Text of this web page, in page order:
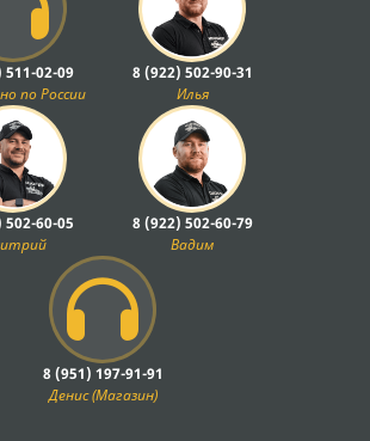
511-02-09
по России
8 (922) 502-90-31
Илья
502-60-05
8 (922) 502-60-79
Вадим
8 (951) 197-91-91
Денис (Магазин)